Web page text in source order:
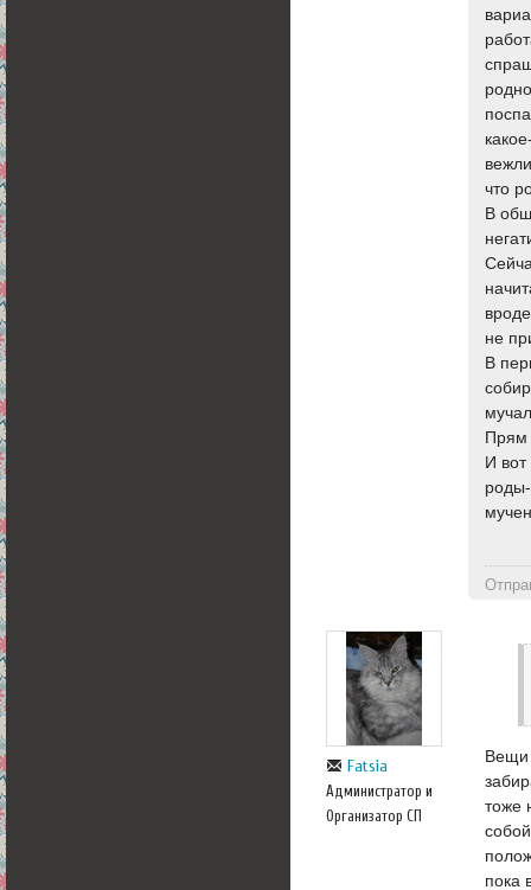
что
В
не
В
Прям
И
Fatsia
Администратор и
Организатор СП
Вещи
тоже
пока